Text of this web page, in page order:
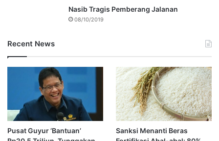
Nasib Tragis Pemberang Jalanan
08/10/2019
Recent News
Pusat Guyur ‘Bantuan’
Sanksi Menanti Beras